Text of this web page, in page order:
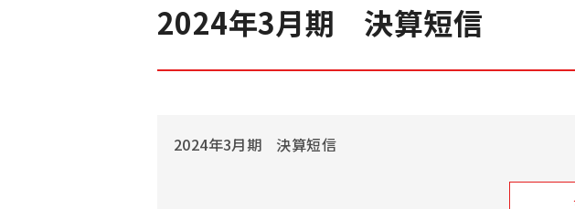
2024年3月期 決算短信
2024年3月期 決算短信